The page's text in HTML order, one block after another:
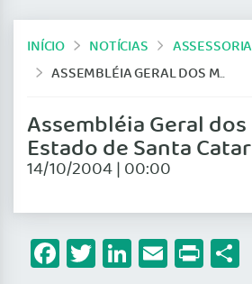
INÍCIO NOTÍCIAS
ASSEMBLÉIA GERAL DOS MÉDICOS DO ESTADO DE SANTA CATARINA
Assembléia Geral
Estado de Santa
14/10/2004 | 00:00
Facebook
Twitter
LinkedIn
Email
Print